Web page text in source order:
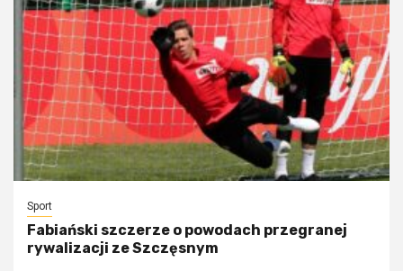
Sport
Fabiański szczerze o powodach przegranej
rywalizacji ze Szczęsnym